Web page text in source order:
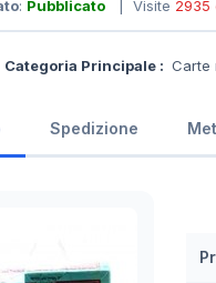
: Pubblicato | Visite 2935
Categoria Principale : Carte
Spedizione